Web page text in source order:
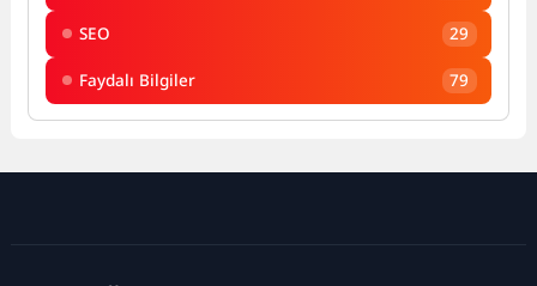
SEO 29
Faydalı Bilgiler 79